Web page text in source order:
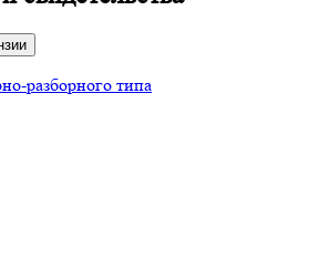
разборного типа